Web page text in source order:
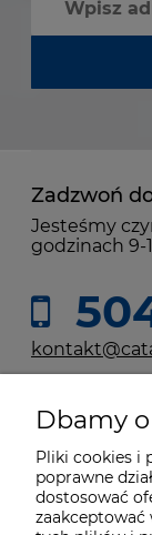
Zadzwoń
Jesteśmy
godzinach 9-
Moje konto
Płatności i
Dbamy
Pliki cookies i
poprawne
dostosować
zaakceptować